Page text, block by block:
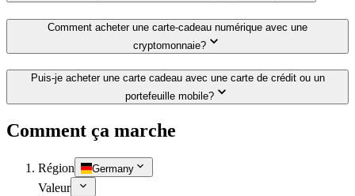
Comment acheter une carte-cadeau numérique avec une
cryptomonnaie?
Puis-je acheter une carte cadeau avec une carte de crédit ou un
portefeuille mobile?
Comment ça marche
Région Germany
Valeur